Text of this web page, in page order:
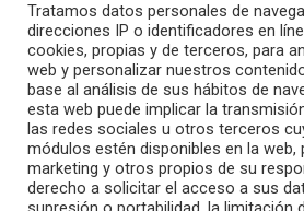
Sitemap
Global
España
Portugal
Tratamos datos personales de
direcciones IP o identificadores en
cookies, propias y de terceros, para
web y personalizar nuestros
base al análisis de sus hábitos de
esta web puede implicar la
las redes sociales u otros terceros
módulos estén disponibles en la web,
marketing y otros propios de su
derecho a solicitar el acceso a sus